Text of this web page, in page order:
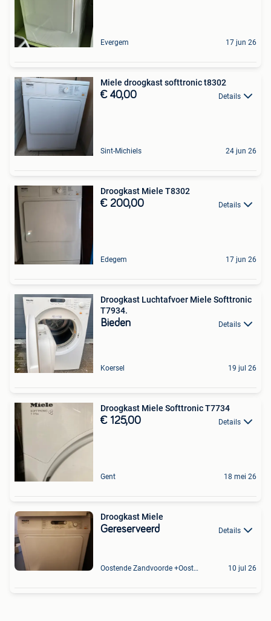
Evergem 17 jun 26
Miele droogkast softtronic t8302
€ 40,00 Details
Sint-Michiels 24 jun 26
Droogkast Miele T8302
€ 200,00 Details
Edegem 17 jun 26
Droogkast Luchtafvoer Miele Softtronic
T7934.
Bieden Details
Koersel 19 jul 26
Droogkast Miele Softtronic T7734
€ 125,00 Details
Gent 18 mei 26
Droogkast Miele
Gereserveerd Details
Oostende Zandvoorde +Oostende 10 jul 26